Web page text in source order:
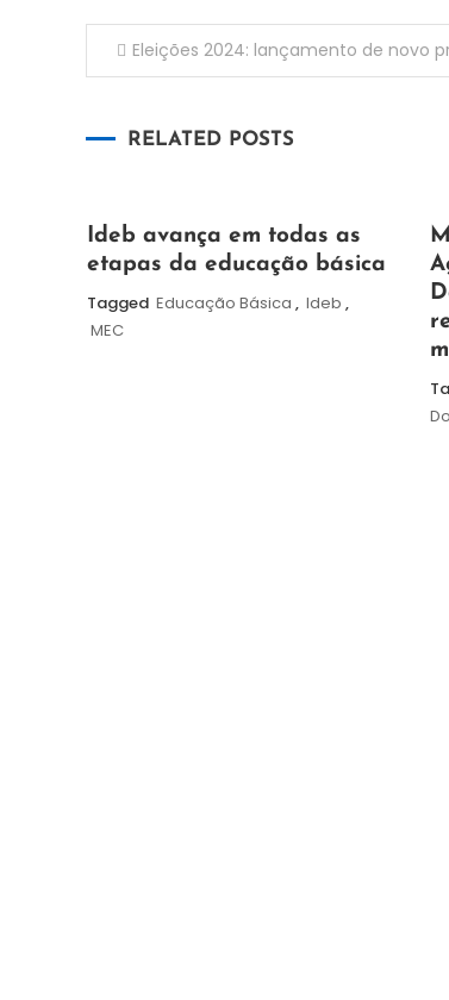
Navegação
Post
Eleições 2024: lançamento de novo projeto contra
RELATED POSTS
6
de
de
Maurilio
Ideb avança em todas as
etapas da educação básica
Tagged Educação Básica , Ideb ,
MEC
5